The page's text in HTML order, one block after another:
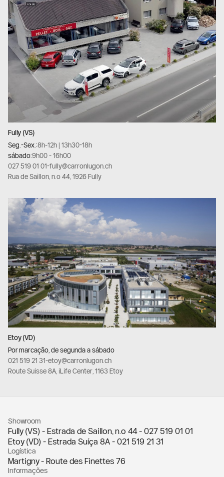
Fully (VS)
Seg.-Sex.:8h-12h | 13h30-18h
sábado:9h00 - 16h00
027 519 01 01-fully@carronlugon.ch
Rua de Saillon, n.º 44, 1926 Fully
Etoy (VD)
Por marcação, de segunda a sábado
021 519 21 31-etoy@carronlugon.ch
Route Suisse 8A, iLife Center, 1163 Etoy
Showroom
Fully (VS) - Estrada de Saillon, n.º 44 - 027 519 01 01
Etoy (VD) - Estrada Suíça 8A - 021 519 21 31
Logística
Martigny - Route des Finettes 76
Informações